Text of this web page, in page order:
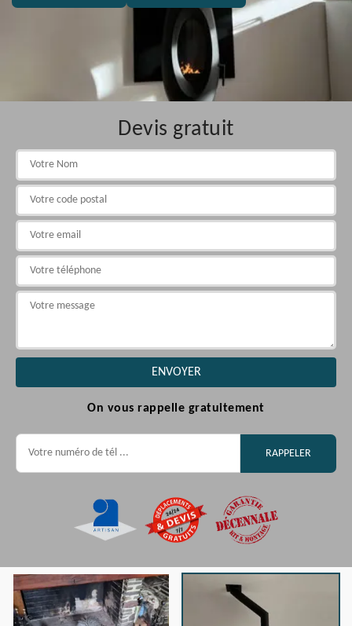
Devis gratuit
On vous rappelle gratuitement